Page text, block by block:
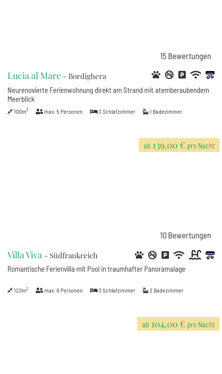
15 Bewertungen
Lucia al Mare - Bordighera
Neurenovierte Ferienwohnung direkt am Strand mit atemberaubendem
Meerblick
100m2 max. 5 Personen 3 Schlafzimmer 1 Badezimmer
ab 139,00 € pro Nacht
10 Bewertungen
Villa Viva - Südfrankreich
Romantische Ferienvilla mit Pool in traumhafter Panoramalage
120m2 max. 6 Personen 3 Schlafzimmer 2 Badezimmer
ab 104,00 € pro Nacht